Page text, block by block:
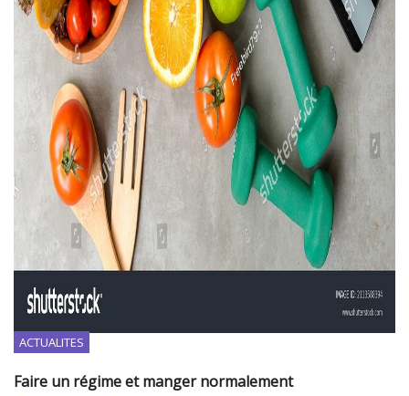
Le Regime
ACTUALITES
Faire un régime et manger normalement